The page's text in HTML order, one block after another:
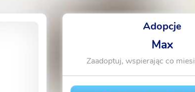
Adopcje
Max
Zaadoptuj, wspierając co